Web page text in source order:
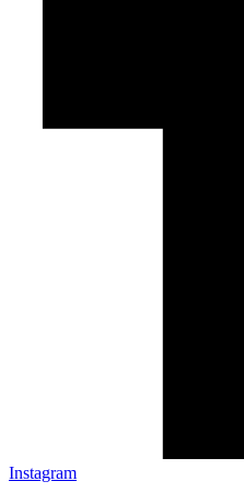
Instagram